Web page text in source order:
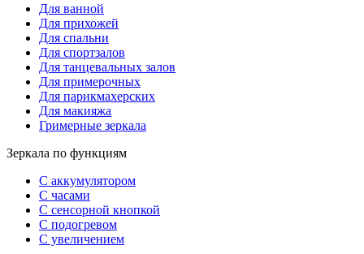
Для ванной
Для прихожей
Для спальни
Для спортзалов
Для танцевальных залов
Для примерочных
Для парикмахерских
Для макияжа
Гримерные зеркала
Зеркала по функциям
С аккумулятором
С часами
С сенсорной кнопкой
С подогревом
С увеличением